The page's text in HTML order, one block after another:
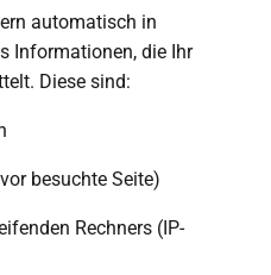
automatisch in
Informationen, die Ihr
Diese sind:
besuchte Seite)
Rechners (IP-